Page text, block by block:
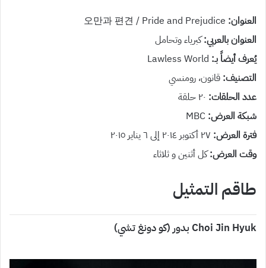
العنوان:
العنوان بالعربي:كبرياء وتحامل
يُعرف أيضاً بـ:
التصنيف: قانون، رومنسي
عدد الحلقات:
شبكة العرض:
فترة العرض:
وقت العرض:كل أثنين و ثلاثاء
طاقم التمثيل
Choi Jin Hyuk بدور (كو دونغ تشي)